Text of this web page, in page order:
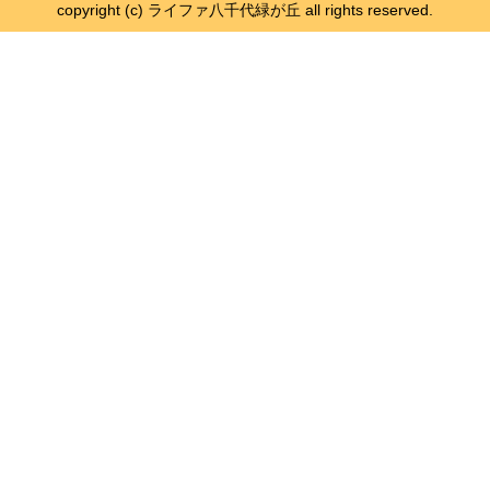
copyright (c) ライファ八千代緑が丘 all rights reserved.